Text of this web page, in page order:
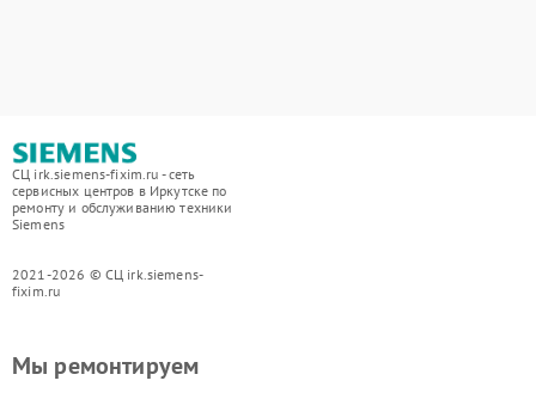
СЦ irk.siemens-fixim.ru - сеть
сервисных центров в Иркутске по
ремонту и обслуживанию техники
Siemens
2021-2026 © СЦ irk.siemens-
fixim.ru
Мы ремонтируем